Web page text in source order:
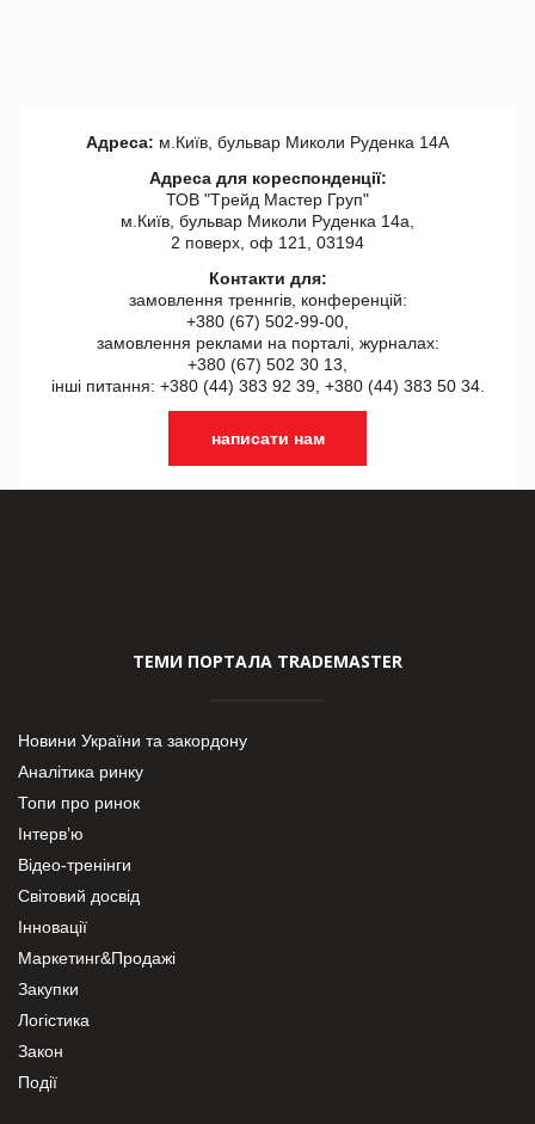
Адреса: м.Київ, бульвар Миколи Руденка 14А
Адреса для кореспонденції:
ТОВ "Tрейд Мастер Груп"
м.Київ, бульвар Миколи Руденка 14а,
2 поверх, оф 121, 03194
Контакти для:
замовлення треннгів, конференцій:
+380 (67) 502-99-00,
замовлення реклами на порталі, журналах:
+380 (67) 502 30 13,
інші питання: +380 (44) 383 92 39, +380 (44) 383 50 34.
написати нам
ТЕМИ ПОРТАЛА TRADEMASTER
Новини України та закордону
Аналітика ринку
Топи про ринок
Інтерв’ю
Відео-тренінги
Світовий досвід
Інновації
Маркетинг&Продажі
Закупки
Логістика
Закон
Події